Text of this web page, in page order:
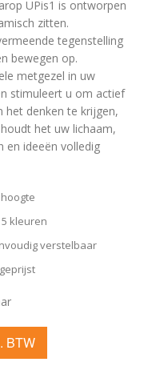
UPis1 is ontworpen
zitten.
tegenstelling
bewegen op.
metgezel in uw
stimuleert u om actief
het denken te krijgen,
het uw lichaam,
en ideeën volledig
kleuren
verstelbaar
BTW